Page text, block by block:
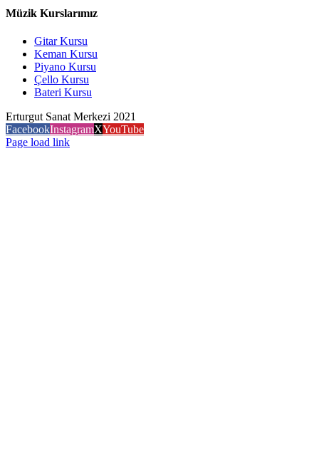
Müzik Kurslarımız
Gitar Kursu
Keman Kursu
Piyano Kursu
Çello Kursu
Bateri Kursu
Erturgut Sanat Merkezi 2021
FacebookInstagramXYouTube
Page load link